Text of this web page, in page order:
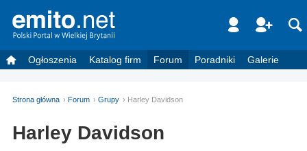
Ogłoszenia Katalog firm Forum Poradniki Galerie
Strona główna Forum Grupy Harley Davidson
Harley Davidson